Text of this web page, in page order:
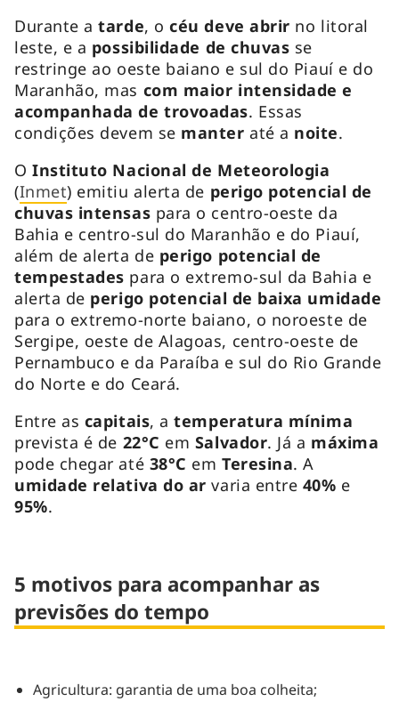
Durante atarde, océu deve abrir no litoral
leste, e a possibilidade de chuvas se
restringe ao oeste baiano e sul do Piauí e do
Maranhão, mas com maior intensidade e
acompanhada de trovoadas. Essas
condições devem se manter até a noite.
OInstituto Nacional de Meteorologia
(Inmet) emitiu alerta de perigo potencial de
chuvas intensas para o centro-oeste da
Bahia e centro-sul do Maranhão e do Piauí,
além de alerta de perigo potencial de
tempestades para o extremo-sul da Bahia e
alerta de perigo potencial de baixa umidade
para o extremo-norte baiano, o noroeste de
Sergipe, oeste de Alagoas, centro-oeste de
Pernambuco e da Paraíba e sul do Rio Grande
do Norte e do Ceará.
Entre as capitais, atemperatura mínima
prevista é de 22°C em Salvador. Já a máxima
pode chegar até 38°C em Teresina. A
umidade relativa do arvaria entre 40% e
95%.
5 motivos para acompanhar as
previsões do tempo
Agricultura: garantia de uma boa colheita;